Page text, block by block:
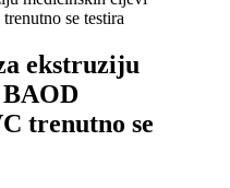
ekstruziju
trenutno se